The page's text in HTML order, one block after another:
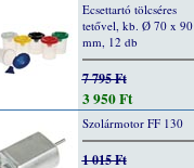
Ecsettartó tölcséres
tetővel, kb. Ø 70 x 90
mm, 12 db
7 795 Ft
3 950 Ft
Szolármotor FF 130
1 015 Ft